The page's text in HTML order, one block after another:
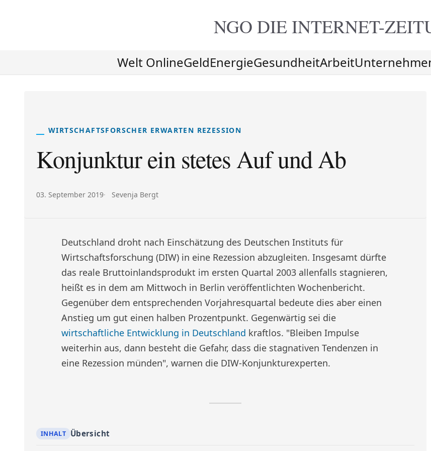
NGO DIEINTERNET-
Welt OnlineGeldEnergieGesundheitArbeit
WIRTSCHAFTSFORSCHER ERWARTEN REZESSION
Konjunktur ein stetes Auf und Ab
Veröffentlicht am:
03. September 2019 Autor:
Sevenja Bergt
Deutschland droht nach Einschätzung des Deutschen Instituts für
Wirtschaftsforschung (DIW) in eine Rezession abzugleiten. Insgesamt dürfte
das reale Bruttoinlandsprodukt im ersten Quartal 2003 allenfalls stagnieren,
heißt es in dem am Mittwoch in Berlin veröffentlichten Wochenbericht.
Gegenüber dem entsprechenden Vorjahresquartal bedeute dies aber einen
Anstieg um gut einen halben Prozentpunkt. Gegenwärtig sei die
wirtschaftliche Entwicklung in Deutschland kraftlos. "Bleiben Impulse
weiterhin aus, dann besteht die Gefahr, dass die stagnativen Tendenzen in
eine Rezession münden", warnen die DIW-Konjunkturexperten.
Übersicht